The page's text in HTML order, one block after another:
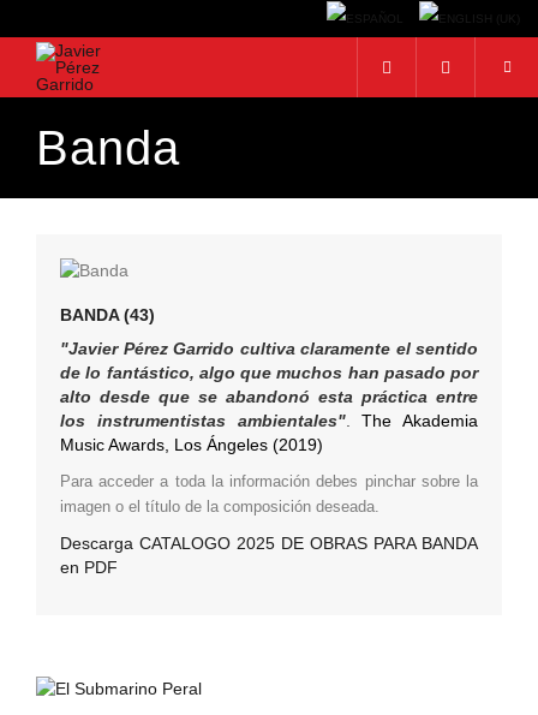
BUSCAR
Banda
BANDA (43)
"Javier Pérez Garrido cultiva claramente el sentido
de lo fantástico, algo que muchos han pasado por
alto desde que se abandonó esta práctica entre
los instrumentistas ambientales".
The Akademia
Music Awards, Los Ángeles (2019)
Para acceder a toda la información debes pinchar sobre la
imagen o el título de la composición deseada.
Descarga CATALOGO 2025 DE OBRAS PARA BANDA
en PDF